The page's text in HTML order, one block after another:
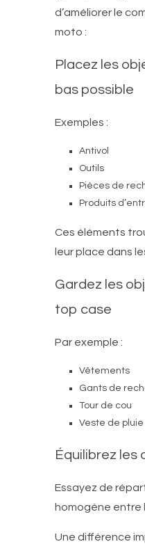
d’améliorer le
moto :
Placez les
bas possible
Exemples :
Antivol
Outils
Pièces de
Produits
Ces éléments
leur place dans
Gardez les
top case
Par exemple :
Vêtements
Gants de
Tour de cou
Veste de pluie
Équilibrez les
Essayez de
homogène entre
Une différence